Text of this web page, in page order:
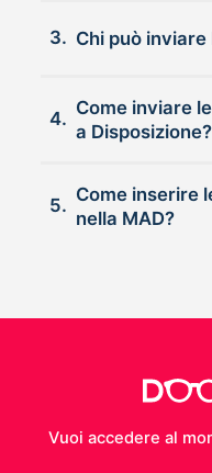
3. Chi può
4.
Come inviare
a Disposizione?
5.
Come inserire le
nella MAD?
Vuoi accedere al